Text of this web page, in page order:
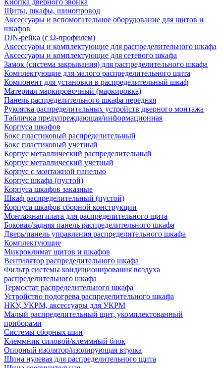
Кнопка дверного звонка
Щиты, шкафы, шинопровод
Аксессуары и вспомогательное оборудование для щитов и
шкафов
DIN-рейка (с Ω-профилем)
Аксессуары и комплектующие для распределительного шкафа
Аксессуары и комплектующие для сетевого шкафа
Замок (система закрывания) для распределительного шкафа
Комплектующие для малого распределительного щита
Компонент для установки в распределительный шкаф
Материал маркировочный (маркировка)
Панель распределительного шкафа передняя
Рукоятка распределительных устройств дверного монтажа
Табличка предупреждающая/информационная
Корпуса шкафов
Бокс пластиковый распределительный
Бокс пластиковый учетный
Корпус металлический распределительный
Корпус металлический учетный
Корпус с монтажной панелью
Корпус шкафа (пустой)
Корпуса шкафов заказные
Шкаф распределительный (пустой)
Корпуса шкафов сборной конструкции
Монтажная плата для распределительного щита
Боковая/задняя панель распределительного шкафа
Дверь/панель управления распределительного шкафа
Комплектующие
Микроклимат щитов и шкафов
Вентилятор распределительного шкафа
Фильтр системы кондиционирования воздуха
распределительного шкафа
Термостат распределительного шкафа
Устройство подогрева распределительного шкафа
НКУ, УКРМ, аксессуары для УКРМ
Малый распределительный щит, укомплектованный
приборами
Системы сборных шин
Клеммник силовой/клеммный блок
Опорный изолятор/изолирующая втулка
Шина нулевая для распределительного щита